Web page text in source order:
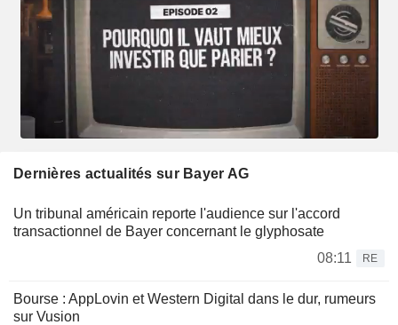
Dernières actualités sur Bayer AG
Un tribunal américain reporte l'audience sur l'accord
transactionnel de Bayer concernant le glyphosate
08:11
RE
Bourse : AppLovin et Western Digital dans le dur, rumeurs
sur Vusion